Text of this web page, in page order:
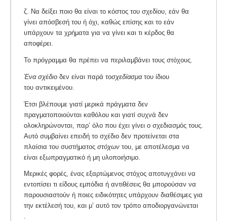
ζ. Να δείξει ποιο θα είναι το κόστος του σχεδίου, εάν θα
γίνει απόσβεσή του ή όχι, καθώς επίσης και το εάν
υπάρχουν τα χρήματα για να γίνει και τι κέρδος θα
αποφέρει.
Το πρόγραμμα θα πρέπει να περιλαμβάνει τους στόχους.
Ένα σχέδιο δεν είναι παρά τοσχεδίασμα του ίδιου
του αντικειμένου.
Έτσι βλέπουμε γιατί μερικά πράγματα δεν
πραγματοποιούνται καθόλου και γιατί συχνά δεν
ολοκληρώνονται, παρ’ όλο που έχει γίνει ο σχεδιασμός τους.
Αυτό συμβαίνει επειδή το σχέδιο δεν προτείνεται στα
πλαίσια του συστήματος στόχων του, με αποτέλεσμα να
είναι εξωπραγματικό ή μη υλοποιήσιμο.
Μερικές φορές, ένας εξαρτώμενος στόχος αποτυγχάνει να
εντοπίσει τι είδους εμπόδια ή αντιθέσεις θα μπορούσαν να
παρουσιαστούν ή ποιες ειδικότητες υπάρχουν διαθέσιμες για
την εκτέλεσή του, και μ’ αυτό τον τρόπο αποδιοργανώνεται
.